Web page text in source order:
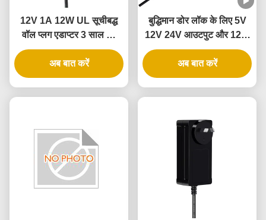
12V 1A 12W UL सूचीबद्ध
वॉल प्लग एडाप्टर 3 साल की
वारंटी और कई सुरक्षा के साथ
अब बात करें
बुद्धिमान डोर लॉक के लिए 5V
12V 24V आउटपुट और 12W
24W पावर के साथ UL
प्रमाणित वॉल पावर एडाप्टर
अब बात करें